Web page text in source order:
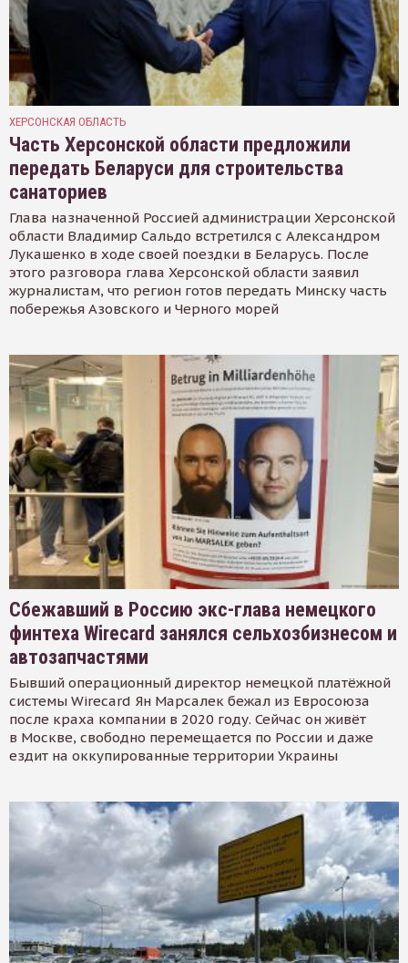
ХЕРСОНСКАЯ ОБЛАСТЬ
Часть Херсонской области предложили
передать Беларуси для строительства
санаториев
Глава назначенной Россией администрации Херсонской
области Владимир Сальдо встретился с Александром
Лукашенко в ходе своей поездки в Беларусь. После
этого разговора глава Херсонской области заявил
журналистам, что регион готов передать Минску часть
побережья Азовского и Черного морей
Сбежавший в Россию экс-глава немецкого
финтеха Wirecard занялся сельхозбизнесом и
автозапчастями
Бывший операционный директор немецкой платёжной
системы Wirecard Ян Марсалек бежал из Евросоюза
после краха компании в 2020 году. Сейчас он живёт
в Москве, свободно перемещается по России и даже
ездит на оккупированные территории Украины